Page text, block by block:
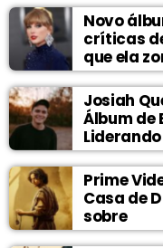
Novo
críticas
que ela
Josiah
Álbum de
Prime
Casa de
sobre